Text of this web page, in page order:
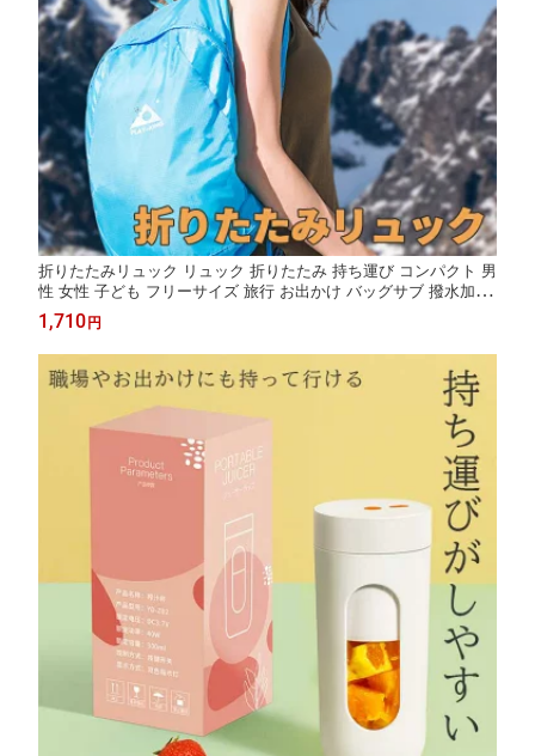
折りたたみリュック リュック 折りたたみ 持ち運び コンパクト 男
性 女性 子ども フリーサイズ 旅行 お出かけ バッグサブ 撥水加工
雨 おすすめ 大人気 シンプル おしゃれ 使いやすい 軽い 軽量 18L
75g ポリエステル
1,710 円